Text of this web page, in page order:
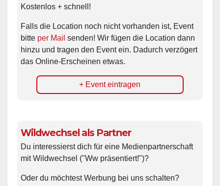
Kostenlos + schnell!
Falls die Location noch nicht vorhanden ist, Event
bitte per Mail senden! Wir fügen die Location dann
hinzu und tragen den Event ein. Dadurch verzögert
das Online-Erscheinen etwas.
+ Event eintragen
Wildwechsel als Partner
Du interessierst dich für eine Medienpartnerschaft
mit Wildwechsel ("Ww präsentiert!")?
Oder du möchtest Werbung bei uns schalten?